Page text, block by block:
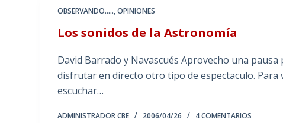
OBSERVANDO.....,OPINIONES
Los sonidos de la Astronomía
David Barrado y Navascués Aprovecho una
disfrutar en directo otro tipo de espectaculo. Para
escuchar…
ADMINISTRADOR CBE 2006/04/26 4 COMENTARIOS